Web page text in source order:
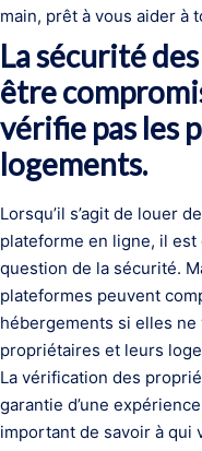
main, prêt à vous aider à
La sécurité
être
vérifie pas les
logements.
Lorsqu’il s’agit de louer
plateforme en ligne, il
question de la sécurité.
plateformes peuvent
hébergements si elles
propriétaires et leurs
La vérification des
garantie d’une
important de savoir à qui